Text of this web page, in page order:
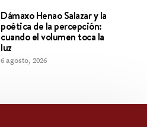
Dámaxo Henao Salazar y la
poética de la percepción:
cuando el volumen toca la
luz
6 agosto, 2026